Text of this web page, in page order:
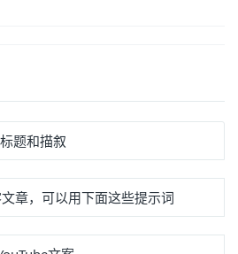
题和描叙
章，可以用下面这些提示词